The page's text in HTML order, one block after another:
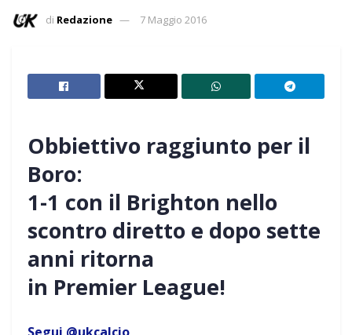
di Redazione 7 Maggio 2016
Obbiettivo raggiunto per il
Boro:
1-1 con il Brighton nello
scontro diretto e dopo sette
anni ritorna
in Premier League!